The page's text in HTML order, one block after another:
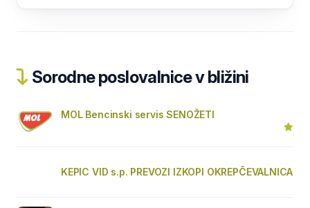
Sorodne poslovalnice v bližini
MOL Bencinski servis SENOŽETI
KEPIC VID s.p. PREVOZI IZKOPI OKREPČEVALNICA